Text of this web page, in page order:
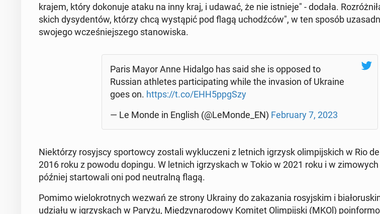
krajem, który do­ko­nu­je ataku na inny kraj, i udawać, że nie ist­nie­je" - dodała.
skich dy­sy­den­tów, którzy chcą wy­stą­pić pod flagą uchodź­ców", w ten sposób
swojego wcze­śniej­sze­go sta­no­wi­ska.
Paris Mayor Anne Hidalgo has said she is opposed to
Russian ath­le­tes par­ti­ci­pa­ting while the in­va­sion of Ukraine
goes on. https://t.co/EHH5ppgSzy
— Le Monde in English (@LeMonde_EN) Fe­bru­ary 7, 2023
Nie­któ­rzy ro­syj­scy spor­tow­cy zostali wy­klu­cze­ni z letnich igrzysk olim­pij­skich w Rio
2016 roku z powodu dopingu. W letnich igrzy­skach w Tokio w 2021 roku i w
później star­to­wa­li oni pod neu­tral­ną flagą.
Pomimo wie­lo­krot­nych wezwań ze strony Ukrainy do za­ka­za­nia ro­syj­skim i
udziału w igrzy­skach w Paryżu, Mię­dzy­na­ro­do­wy Komitet Olim­pij­ski (MKOl)